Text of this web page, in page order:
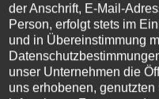
Uhr
der Anschrift, E-Mail-
Person, erfolgt stets im
und in Übereinstimmung
unser Unternehmen die
uns erhobenen,